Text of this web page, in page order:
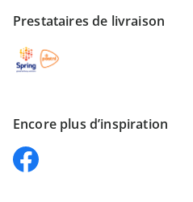
Prestataires de livraison
Encore plus d’inspiration